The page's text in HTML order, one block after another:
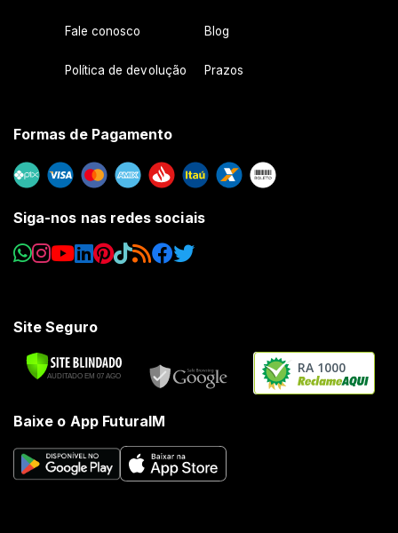
Fale conosco Blog
Política de devolução Prazos
Formas de Pagamento
Siga-nos nas redes sociais
Site Seguro
RA 1000
Baixe o App FuturaIM